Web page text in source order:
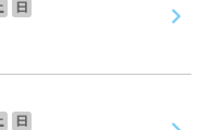
日
日